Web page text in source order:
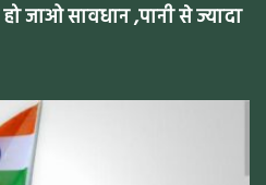
जाओ सावधान ,पानी से ज्यादा